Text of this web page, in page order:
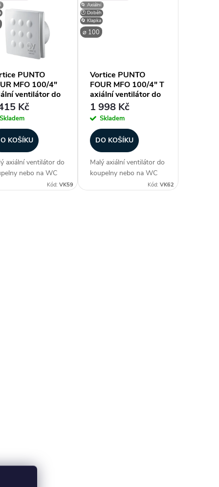
PUNTO
MFO 100/4"
ventilátor do
Kč
KOŠÍKU
axiální ventilátor do
nebo na WC
provedení.
Kód:VK59
🕐 Doběh
⌀ 100
🌀 Axiální
🔄 Klapka
Vortice PUNTO
FOUR MFO 100/4" T
axiální ventilátor do
koupelny s časovým
doběhem
1 998 Kč
Skladem
DO KOŠÍKU
Malý axiální ventilátor do
koupelny nebo na WC
ve stylovém provedení.
Kód: VK62